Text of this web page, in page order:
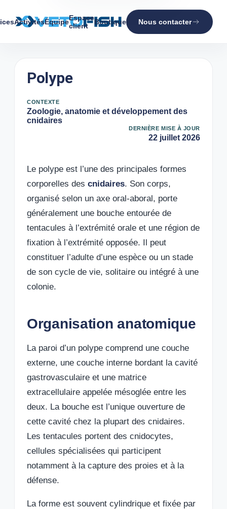
ActivitésÉquipeEspace
client
Boutique Nous contacter
Polype
CONTEXTE
Zoologie, anatomie et développement des
cnidaires
DERNIÈRE MISE À JOUR
22 juillet 2026
Le polype est l’une des principales formes
corporelles des cnidaires. Son corps,
organisé selon un axe oral-aboral, porte
généralement une bouche entourée de
tentacules à l’extrémité orale et une région de
fixation à l’extrémité opposée. Il peut
constituer l’adulte d’une espèce ou un stade
de son cycle de vie, solitaire ou intégré à une
colonie.
Organisation anatomique
La paroi d’un polype comprend une couche
externe, une couche interne bordant la cavité
gastrovasculaire et une matrice
extracellulaire appelée mésoglée entre les
deux. La bouche est l’unique ouverture de
cette cavité chez la plupart des cnidaires.
Les tentacules portent des cnidocytes,
cellules spécialisées qui participent
notamment à la capture des proies et à la
défense.
La forme est souvent cylindrique et fixée par